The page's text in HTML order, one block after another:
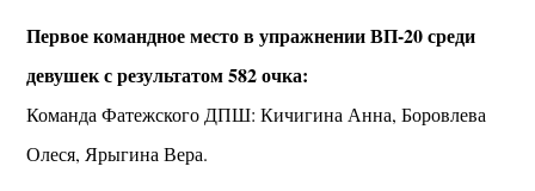
Первое командное место в упражнении ВП-20 среди
девушек с результатом 582 очка:
Команда Фатежского ДПШ: Кичигина Анна, Боровлева
Олеся, Ярыгина Вера.